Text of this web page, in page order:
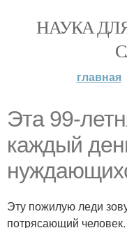
НАУКА
главная
Эта 99-
каждый
Эту пожилую леди
потрясающий